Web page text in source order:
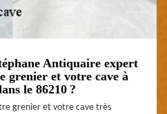
Antiquaire expert
grenier et votre cave à
le 86210 ?
grenier et votre cave très